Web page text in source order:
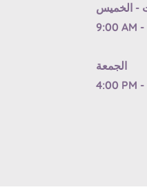
- الخميس
9:00 AM -
الجمعة
4:00 PM -